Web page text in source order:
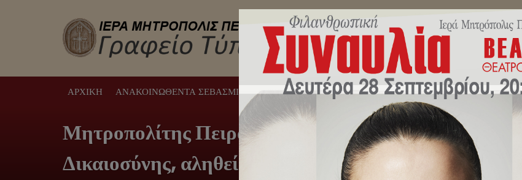
ΑΡΧΙΚΉ ΑΝΑΚΟΙΝΩΘΈΝΤΑ ΣΕΒΑΣΜΙΩΤΆΤΟΥ ΜΗΝΎΜΑΤΑ ΣΕΒΑΣΜΙΩΤΆΤΟΥ ΔΕΛΤΊΑ ΤΎΠΟΥ
Μητροπολίτης Πειραιώς: «Μιμείστε τον Πανάγιον
Δικαιοσύνης, αληθείας, πιστότητος και Αγάπης»